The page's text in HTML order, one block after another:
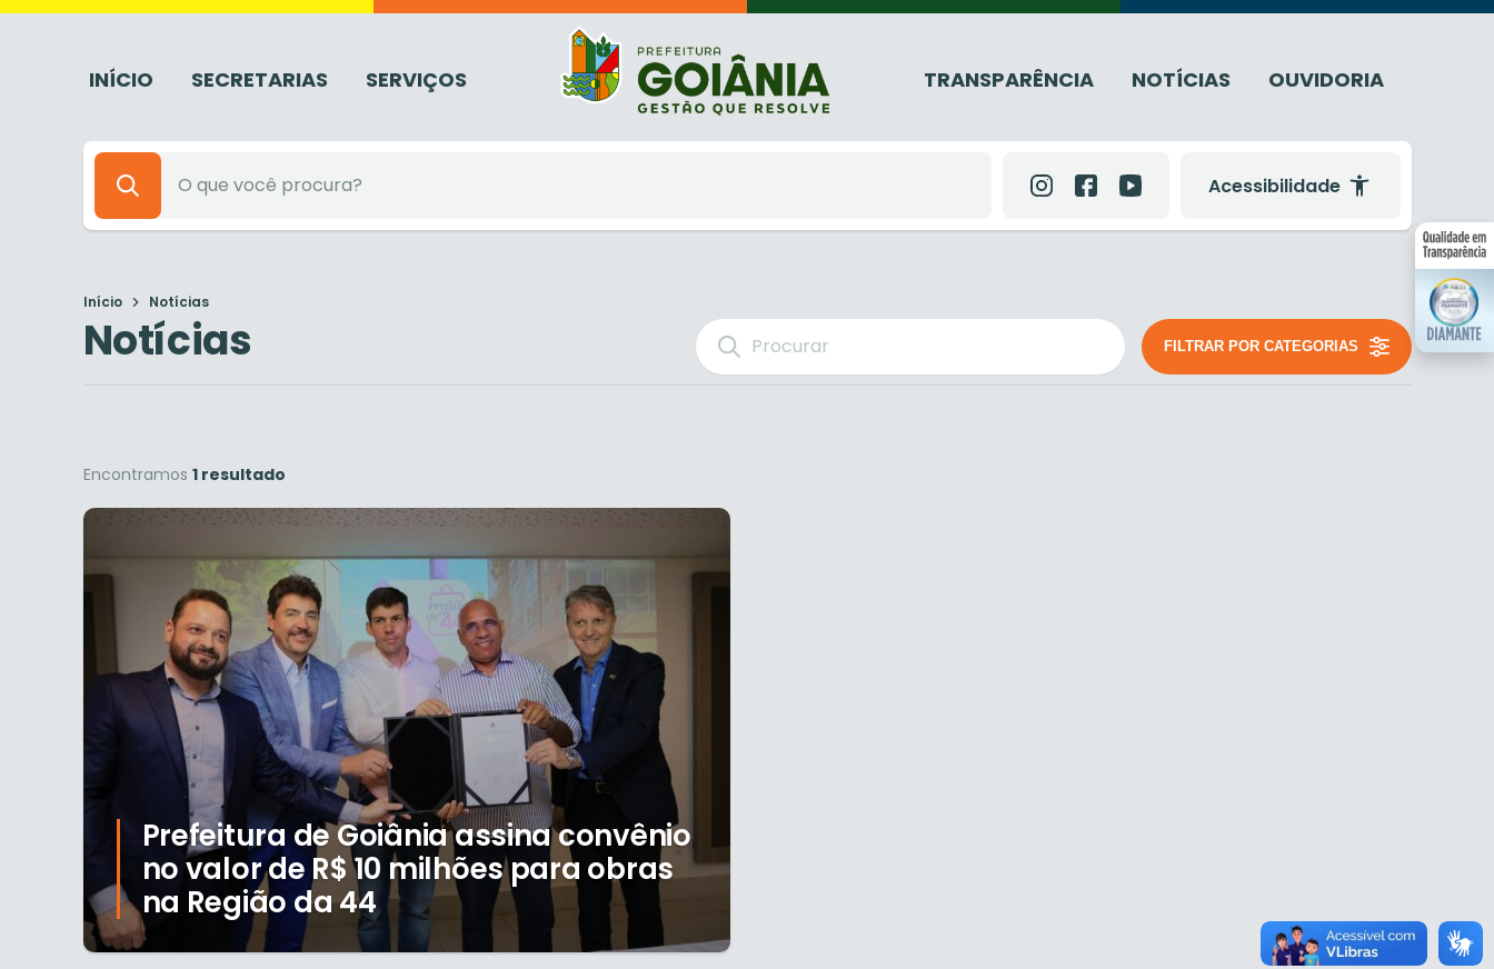
INÍCIO SECRETARIAS SERVIÇOS TRANSPARÊNCIA NOTÍCIAS OUVIDORIA
Acessibilidade
Início Notícias
Notícias FILTRAR POR CATEGORIAS
Encontramos 1 resultado
Prefeitura de Goiânia assina convênio
no valor de R$ 10 milhões para obras
na Região da 44